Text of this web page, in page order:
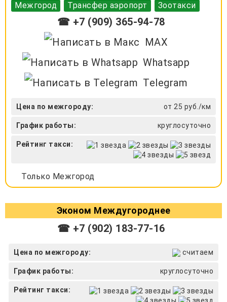
Межгород Трансфер аэропорт Зоотакси
☎ +7 (909) 365-94-78
MAX
Whatsapp
Telegram
Цена по межгороду: от 25 руб./км
График работы: круглосуточно
Рейтинг такси:
Только Межгород
Эконом Междугороднее
☎ +7 (902) 183-77-16
Цена по межгороду: считаем
График работы: круглосуточно
Рейтинг такси: